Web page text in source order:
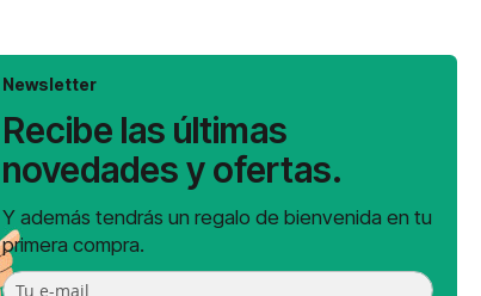
Newsletter
Recibe las últimas
novedades y ofertas.
Y además tendrás un regalo de bienvenida en tu
primera compra.